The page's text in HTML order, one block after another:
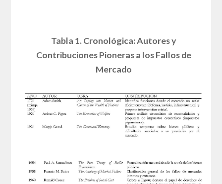
Tabla 1. Cronológica: Autores y
Contribuciones Pioneras a los Fallos de
Mercado